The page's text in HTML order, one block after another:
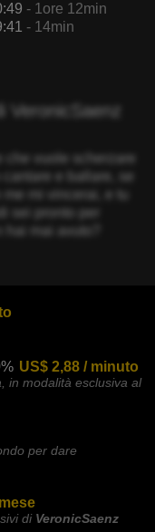
- 1ore 12min
- 14min
VeronicSaenz
che vuole scherzare
e ballare, se
mi vincerai, e tu
sei pronto per
mai avuto?
US$ 2,88 / minuto
in modalità esclusiva al
per dare
di VeronicSaenz